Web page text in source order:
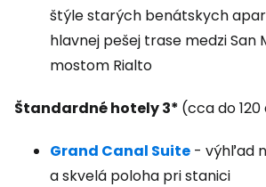
štýle starých benátskych
hlavnej pešej trase medzi San
mostom Rialto
Štandardné hotely 3* (cca do
Grand Canal Suite - výhľad
a skvelá poloha pri stanici